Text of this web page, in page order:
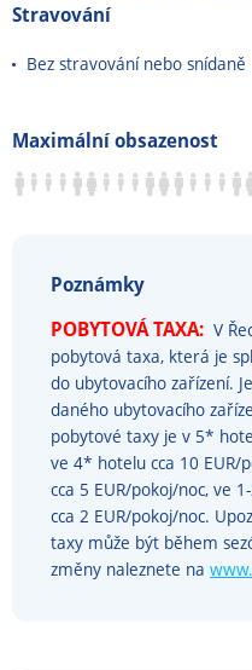
Stravování
Bez stravování nebo snídaně
Maximální obsazenost
Poznámky
POBYTOVÁ TAXA: V
pobytová taxa, která je
do ubytovacího zařízení.
daného ubytovacího
pobytové taxy je v 5*
ve 4* hotelu cca 10 EUR/
cca 5 EUR/pokoj/noc, ve
cca 2 EUR/pokoj/noc.
taxy může být během
změny naleznete na